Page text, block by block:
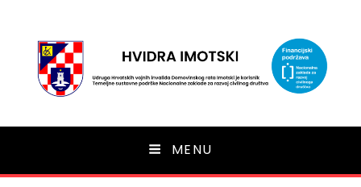
HVIDRA Imotski
MENU